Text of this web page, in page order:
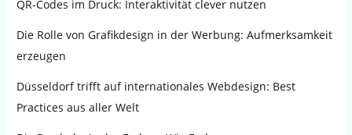
QR-Codes im Druck: Interaktivität clever nutzen
Die Rolle von Grafikdesign in der Werbung: Aufmerksamkeit
erzeugen
Düsseldorf trifft auf internationales Webdesign: Best
Practices aus aller Welt